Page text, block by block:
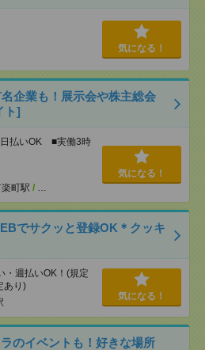
気になる！
企業も！展示会や株主総会
ト]
払いOK ■実働3時
町駅 / …
気になる！
でサクッと登録OK＊クッキ
週払いOK！(規定
あり)
気になる！
のイベントも！好きな場所